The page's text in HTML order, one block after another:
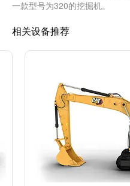
一款型号为320的挖掘机。
相关设备推荐